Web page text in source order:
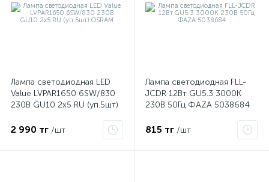
Лампа светодиодная LED
Value LVPAR1650 6SW/830
230В GU10 2х5 RU (уп.5шт)
2 990 тг /шт
Лампа светодиодная FLL-
JCDR 12Вт GU5.3 3000К
230В 50Гц ФАZА 5038684
815 тг /шт